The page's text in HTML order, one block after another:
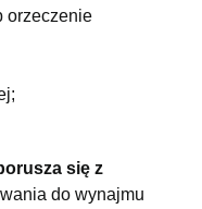
orzeczenie
się z
do wynajmu